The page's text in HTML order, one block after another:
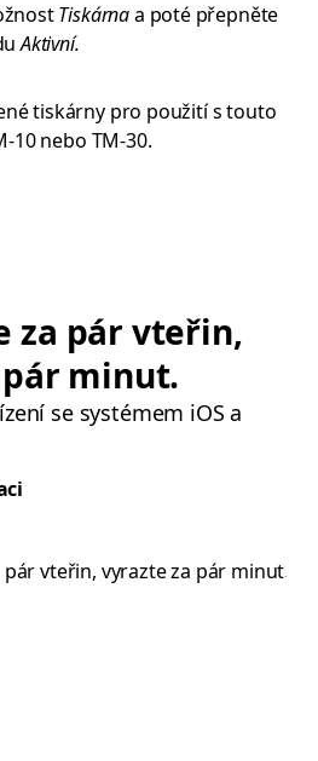
Tiskárnaa poté přepněte
Aktivní.
tiskárny pro použití s touto
10 nebo TM-30.
za pár vteřin,
minut.
se systémem iOS a